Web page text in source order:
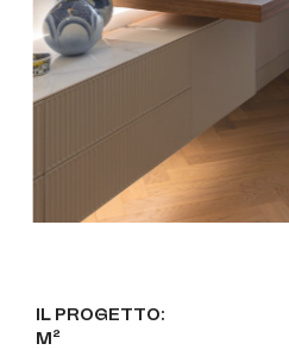
IL PROGETTO:
M²